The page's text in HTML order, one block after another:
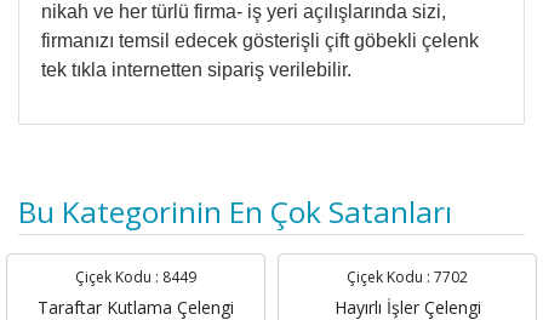
nikah ve her türlü firma- iş yeri açılışlarında sizi,
firmanızı temsil edecek gösterişli çift göbekli çelenk
tek tıkla internetten sipariş verilebilir.
Bu Kategorinin En Çok Satanları
Çiçek Kodu : 8449
Taraftar Kutlama Çelengi
Çiçek Kodu : 7702
Hayırlı İşler Çelengi